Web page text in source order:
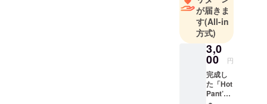
ナー」事
業、
筋肉系メ
ディア 「筋
肉バカドッ
トコム」事
業を開発、
運営中。
が届きま
す(All-in
方式)
3,0
00 円
完成し
た「Hot
Pant’z